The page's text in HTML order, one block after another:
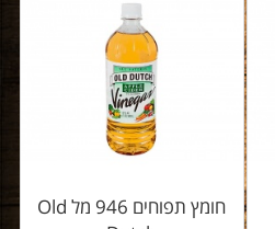
חומץ תפוחים 946 מל Old